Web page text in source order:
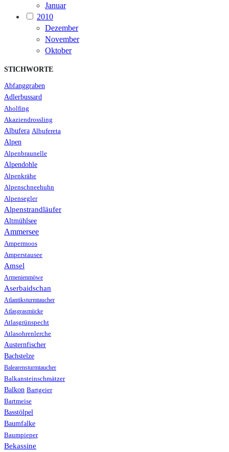
Januar
2010
Dezember
November
Oktober
STICHWORTE
Abfanggraben
Adlerbussard
Aholfing
Akaziendrossling
Albufera Albufereta
Alpen
Alpenbraunelle
Alpendohle
Alpenkrähe
Alpenschneehuhn
Alpensegler
Alpenstrandläufer
Altmühlsee
Ammersee
Ampermoos
Amperstausee
Amsel
Armenienmöwe
Aserbaidschan
Atlantiksturmtaucher
Atlasgrasmücke
Atlasgrünspecht
Atlasohrenlerche
Austernfischer
Bachstelze
Balearensturmtaucher
Balkansteinschmätzer
Balkon Bartgeier
Bartmeise
Basstölpel
Baumfalke
Baumpieper
Bekassine